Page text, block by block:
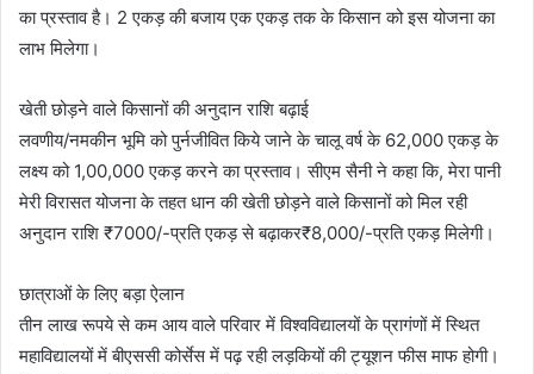
का प्रस्ताव है। 2 एकड़ की बजाय एक एकड़ तक के किसान को इस योजना का
लाभ मिलेगा।
खेती छोड़ने वाले किसानों की अनुदान राशि बढ़ाई
लवणीय/नमकीन भूमि को पुर्नजीवित किये जाने के चालू वर्ष के 62,000 एकड़ के
लक्ष्य को 1,00,000 एकड़ करने का प्रस्ताव। सीएम सैनी ने कहा कि, मेरा पानी
मेरी विरासत योजना के तहत धान की खेती छोड़ने वाले किसानों को मिल रही
अनुदान राशि ₹7000/-प्रति एकड़ से बढ़ाकर₹8,000/-प्रति एकड़ मिलेगी।
छात्राओं के लिए बड़ा ऐलान
तीन लाख रूपये से कम आय वाले परिवार में विश्वविद्यालयों के प्रागंणों में स्थित
महाविद्यालयों में बीएससी कोर्सेस में पढ़ रही लड़कियों की ट्यूशन फीस माफ होगी।